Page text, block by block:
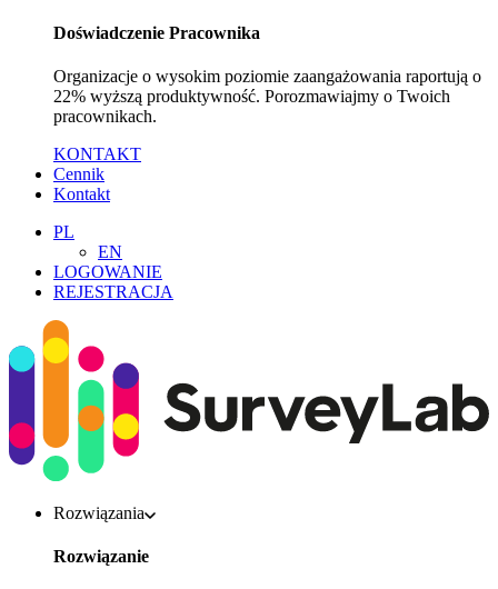
Doświadczenie Pracownika
Organizacje o wysokim poziomie zaangażowania raportują o
22% wyższą produktywność. Porozmawiajmy o Twoich
pracownikach.
KONTAKT
Cennik
Kontakt
PL
EN
LOGOWANIE
REJESTRACJA
Rozwiązania
Rozwiązanie